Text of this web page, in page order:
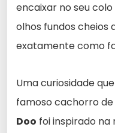
encaixar no seu
olhos fundos cheios
exatamente como
Uma curiosidade
famoso cachorro
Doo foi inspirado na